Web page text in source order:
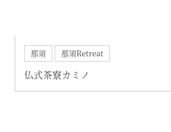
那須 那須Retreat
仏式茶寮カミノ